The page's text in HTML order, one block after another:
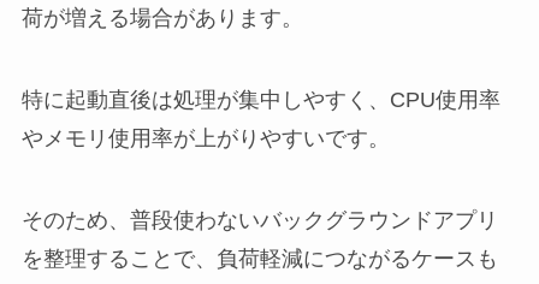
荷が増える場合があります。
特に起動直後は処理が集中しやすく、CPU使用率
やメモリ使用率が上がりやすいです。
そのため、普段使わないバックグラウンドアプリ
を整理することで、負荷軽減につながるケースも